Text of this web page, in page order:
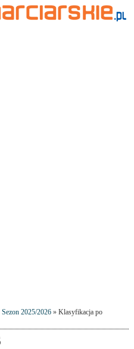
Sezon 2025/2026» Klasyfikacja po